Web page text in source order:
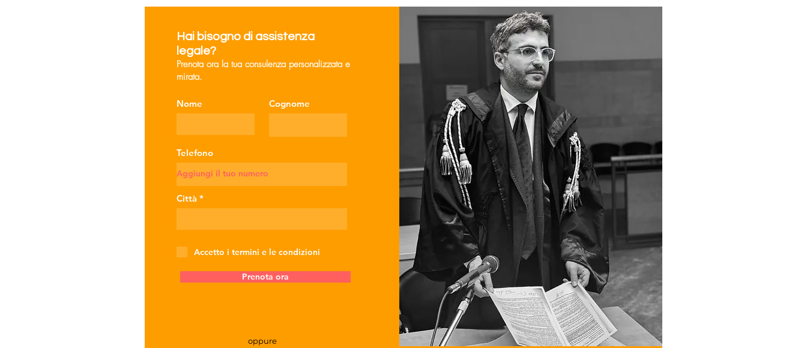
Hai bisogno di assistenza
legale?
Prenota ora la tua consulenza personalizzata e
mirata.
Nome Cognome
Telefono
Città
Accetto i termini e le condizioni
Prenota ora
oppure